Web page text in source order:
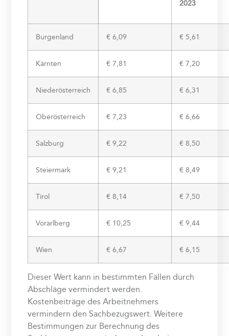
2023
Burgenland € 6,09 € 5,61
Kärnten € 7,81 € 7,20
Niederösterreich € 6,85 € 6,31
Oberösterreich € 7,23 € 6,66
Salzburg € 9,22 € 8,50
Steiermark € 9,21 € 8,49
Tirol € 8,14 € 7,50
Vorarlberg € 10,25 € 9,44
Wien € 6,67 € 6,15
Dieser Wert kann in bestimmten Fällen durch
Abschläge vermindert werden.
Kostenbeiträge des Arbeitnehmers
vermindern den Sachbezugswert. Weitere
Bestimmungen zur Berechnung des